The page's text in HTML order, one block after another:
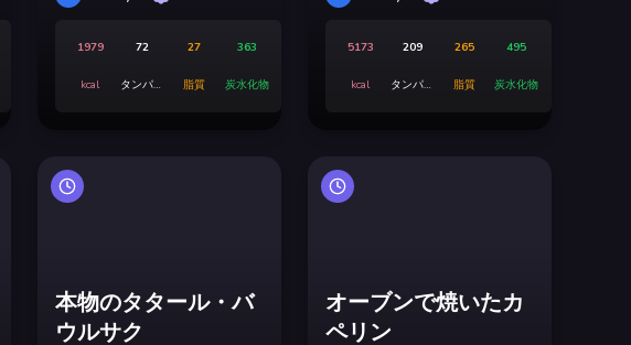
1979
kcal
72
タンパク
27
脂質
363
炭水化物
5173
kcal
209
タンパク
265
脂質
495
炭水化物
本物のタタール・バ
ウルサク
オーブンで焼いたカ
ペリン